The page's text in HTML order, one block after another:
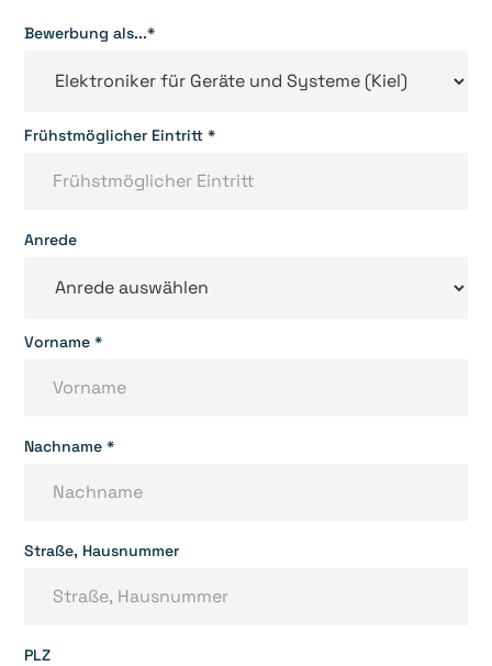
Bewerbung als...*
Frühstmöglicher Eintritt *
Anrede
Vorname *
Nachname *
Straße, Hausnummer
PLZ